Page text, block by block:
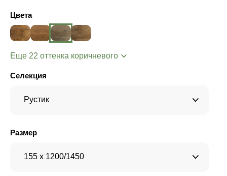
Цвета
Еще 22 оттенка коричневого
Селекция
Рустик
Размер
155 x 1200/1450